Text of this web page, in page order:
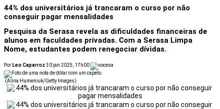
44% dos universitários já trancaram o curso por não
conseguir pagar mensalidades
Pesquisa da Serasa revela as dificuldades financeiras de
alunos em faculdades privadas. Com a Serasa Limpa
Nome, estudantes podem renegociar dívidas.
Por Leo Caparroz 30 jan 2025, 17h00
(Alina Humeniuk/Getty Images)